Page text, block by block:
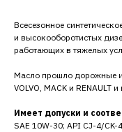
Всесезонное
и высокооборотистых
работающих в тяжелых
Масло прошло дорожные
VOLVO, MACK и RENAULT
Имеет допуски и
SAE 10W-30; API CJ-4/CK-4